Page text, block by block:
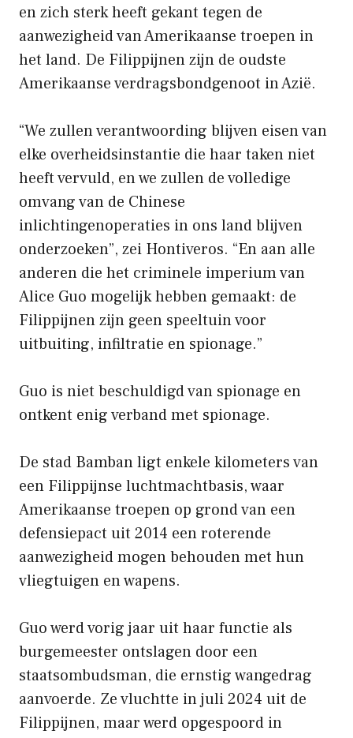
en zich sterk heeft gekant tegen de
aanwezigheid van Amerikaanse troepen in
het land. De Filippijnen zijn de oudste
Amerikaanse verdragsbondgenoot in Azië.
“We zullen verantwoording blijven eisen van
elke overheidsinstantie die haar taken niet
heeft vervuld, en we zullen de volledige
omvang van de Chinese
inlichtingenoperaties in ons land blijven
onderzoeken”, zei Hontiveros. “En aan alle
anderen die het criminele imperium van
Alice Guo mogelijk hebben gemaakt: de
Filippijnen zijn geen speeltuin voor
uitbuiting, infiltratie en spionage.”
Guo is niet beschuldigd van spionage en
ontkent enig verband met spionage.
De stad Bamban ligt enkele kilometers van
een Filippijnse luchtmachtbasis, waar
Amerikaanse troepen op grond van een
defensiepact uit 2014 een roterende
aanwezigheid mogen behouden met hun
vliegtuigen en wapens.
Guo werd vorig jaar uit haar functie als
burgemeester ontslagen door een
staatsombudsman, die ernstig wangedrag
aanvoerde. Ze vluchtte in juli 2024 uit de
Filippijnen, maar werd opgespoord in